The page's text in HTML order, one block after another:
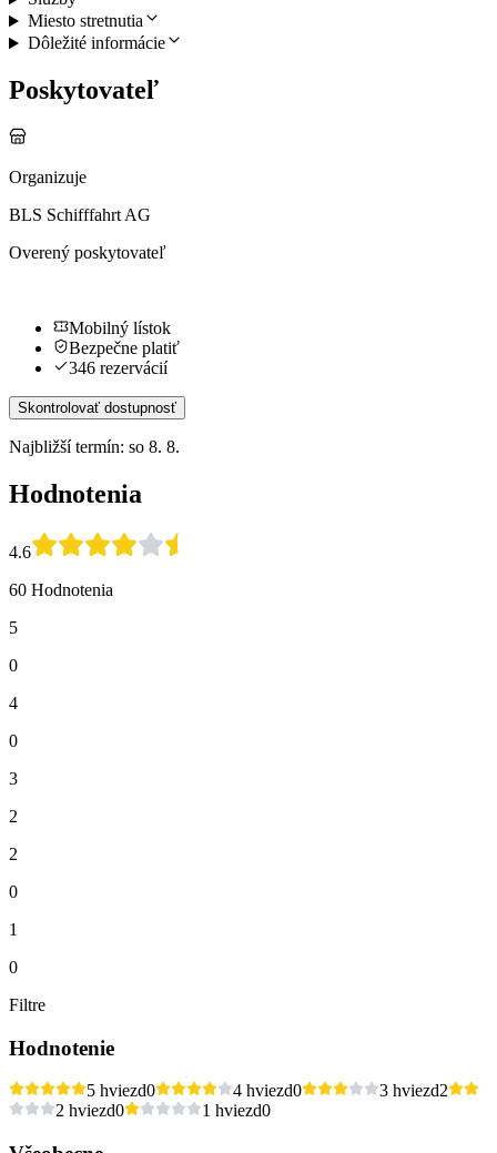
Miesto stretnutia
Dôležité informácie
Poskytovateľ
Organizuje
BLS Schifffahrt AG
Overený poskytovateľ
Mobilný lístok
Bezpečne platiť
346 rezervácií
Skontrolovať dostupnosť
Najbližší termín: so 8. 8.
Hodnotenia
4.6
60 Hodnotenia
5
0
4
0
3
2
2
0
1
0
Filtre
Hodnotenie
5 hviezd0 4 hviezd0 3 hviezd2
2 hviezd0 1 hviezd0